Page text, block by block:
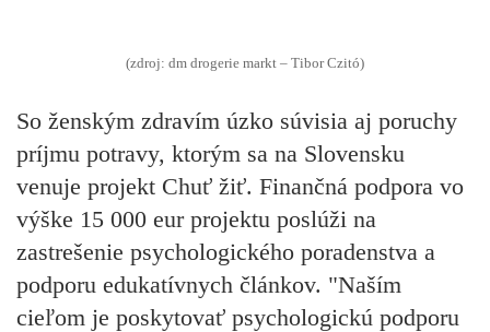
(zdroj: dm drogerie markt – Tibor Czitó)
So ženským zdravím úzko súvisia aj poruchy
príjmu potravy, ktorým sa na Slovensku
venuje projekt Chuť žiť. Finančná podpora vo
výške 15 000 eur projektu poslúži na
zastrešenie psychologického poradenstva a
podporu edukatívnych článkov. "Naším
cieľom je poskytovať psychologickú podporu